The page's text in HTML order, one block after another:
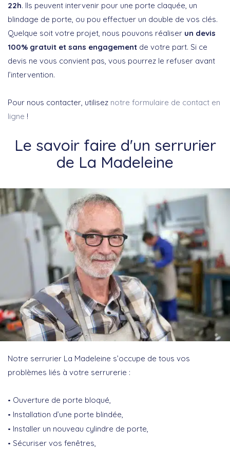
22h. Ils peuvent intervenir pour une porte claquée, un
blindage de porte, ou pou effectuer un double de vos clés.
Quelque soit votre projet, nous pouvons réaliser un devis
100% gratuit et sans engagement de votre part. Si ce
devis ne vous convient pas, vous pourrez le refuser avant
l’intervention.
Pour nous contacter, utilisez notre formulaire de contact en
ligne !
Le savoir faire d'un serrurier
de La Madeleine
Notre serrurier La Madeleine s’occupe de tous vos
problèmes liés à votre serrurerie :
Ouverture de porte bloqué,
Installation d’une porte blindée,
Installer un nouveau cylindre de porte,
Sécuriser vos fenêtres,